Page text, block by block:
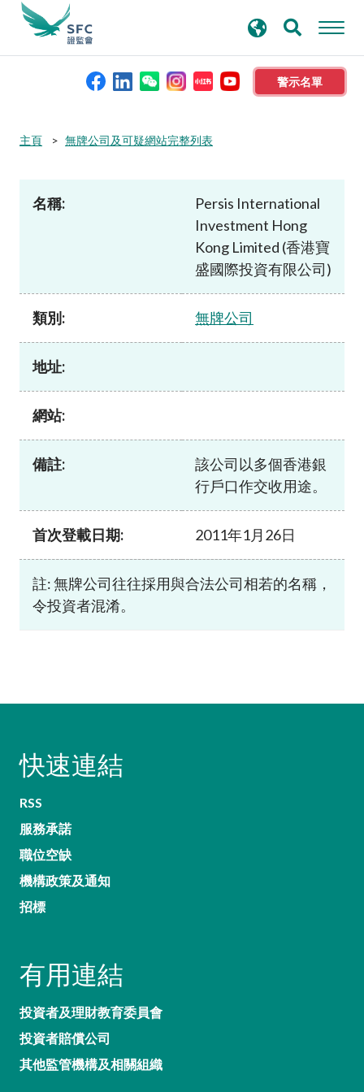
警示名單
本會簡介
新聞稿及公布
加入本會
尋
主頁 無牌公司及可疑網站完整列表
名稱:
Persis International
Investment Hong
Kong Limited (香港寶
盛國際投資有限公司)
類別: 無牌公司
地址:
網站:
備註:
該公司以多個香港銀
行戶口作交收用途。
首次登載日期: 2011年1月26日
註: 無牌公司往往採用與合法公司相若的名稱，
令投資者混淆。
快速連結
RSS
服務承諾
職位空缺
機構政策及通知
招標
有用連結
投資者及理財教育委員會
投資者賠償公司
其他監管機構及相關組織